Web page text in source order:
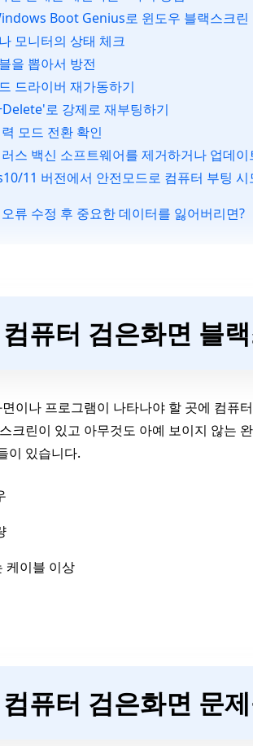
Boot Genius로 윈도우 블랙스크린
모니터의 상태 체크
을 뽑아서 방전
드라이버 재가동하기
로 강제로 재부팅하기
모드 전환 확인
스 백신 소프트웨어를 제거하거나 업데이
11 버전에서 안전모드로 컴퓨터 부팅 시
류 수정 후 중요한 데이터를 잃어버리면?
퓨터 검은화면 블
이나 프로그램이 나타나야 할 곳에 컴퓨
크린이 있고 아무것도 아예 보이지 않는
이 있습니다.
케이블 이상
퓨터 검은화면 문